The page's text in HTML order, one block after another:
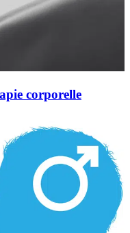
corporelle